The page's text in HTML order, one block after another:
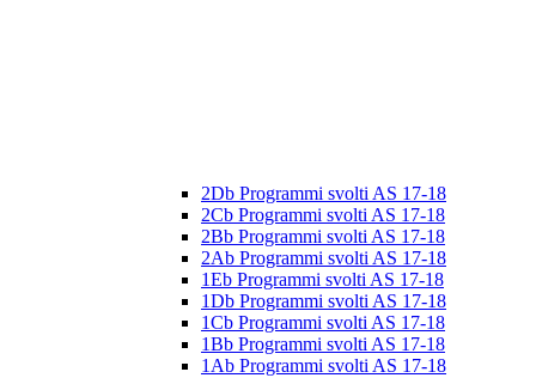
2Db Programmi svolti AS 17-18
2Cb Programmi svolti AS 17-18
2Bb Programmi svolti AS 17-18
2Ab Programmi svolti AS 17-18
1Eb Programmi svolti AS 17-18
1Db Programmi svolti AS 17-18
1Cb Programmi svolti AS 17-18
1Bb Programmi svolti AS 17-18
1Ab Programmi svolti AS 17-18